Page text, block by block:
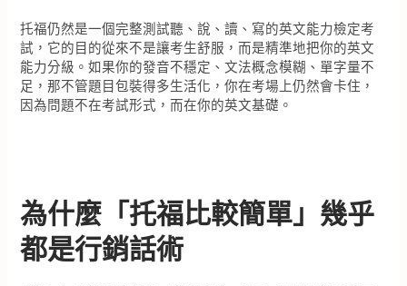
托福仍然是一個完整測試聽、說、讀、寫的英文能力檢定考
試，它的目的從來不是讓考生舒服，而是精準地把你的英文
能力分級。如果你的發音不穩定、文法概念模糊、單字量不
足，那不管題目包裝得多生活化，你在考場上仍然會卡住，
因為問題不在考試形式，而在你的英文基礎。
為什麼「托福比較簡單」幾乎
都是行銷話術